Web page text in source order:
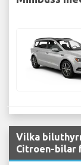
Vilka
Citroen-bilar